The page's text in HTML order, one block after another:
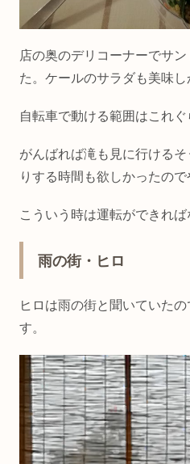
店の奥のデリコーナーでサ
た。ケールのサラダも美味し
自転車で動ける範囲はこれ
がんばれば滝も見に行ける
りする時間も欲しかったので
こういう時は運転ができれば
雨の街・ヒロ
ヒロは雨の街と聞いていた
す。
動
画
プ
レ
ー